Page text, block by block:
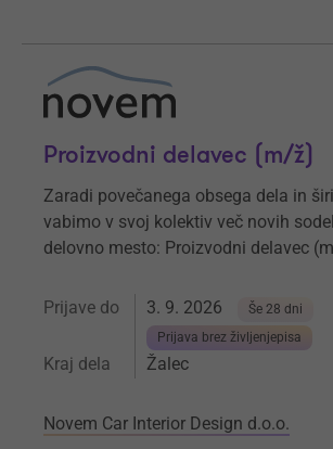
Proizvodni delavec (m/ž)
Zaradi povečanega obsega dela in
vabimo v svoj kolektiv več novih
delovno mesto: Proizvodni delavec
Prijave do 3. 9. 2026
Še 28 dni
Prijava brez življenjepisa
Kraj dela Žalec
Novem Car Interior Design d.o.o.